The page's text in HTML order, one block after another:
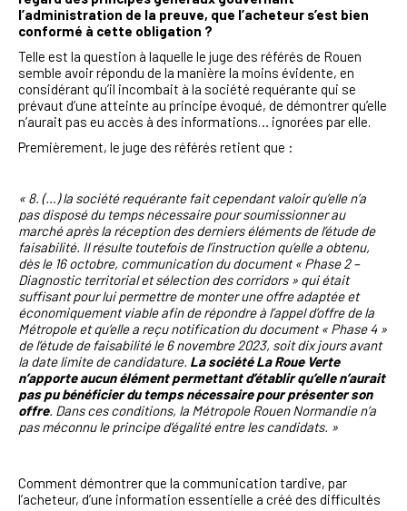
l’administration de la preuve, que l’acheteur s’est bien
conformé à cette obligation ?
Telle est la question à laquelle le juge des référés de Rouen
semble avoir répondu de la manière la moins évidente, en
considérant qu’il incombait à la société requérante qui se
prévaut d’une atteinte au principe évoqué, de démontrer qu’elle
n’aurait pas eu accès à des informations… ignorées par elle.
Premièrement, le juge des référés retient que :
« 8. (…) la société requérante fait cependant valoir qu’elle n’a
pas disposé du temps nécessaire pour soumissionner au
marché après la réception des derniers éléments de l’étude de
faisabilité. Il résulte toutefois de l’instruction qu’elle a obtenu,
dès le 16 octobre, communication du document « Phase 2 –
Diagnostic territorial et sélection des corridors » qui était
suffisant pour lui permettre de monter une offre adaptée et
économiquement viable afin de répondre à l’appel d’offre de la
Métropole et qu’elle a reçu notification du document « Phase 4 »
de l’étude de faisabilité le 6 novembre 2023, soit dix jours avant
la date limite de candidature. La société La Roue Verte
n’apporte aucun élément permettant d’établir qu’elle n’aurait
pas pu bénéficier du temps nécessaire pour présenter son
offre. Dans ces conditions, la Métropole Rouen Normandie n’a
pas méconnu le principe d’égalité entre les candidats. »
Comment démontrer que la communication tardive, par
l’acheteur, d’une information essentielle a créé des difficultés